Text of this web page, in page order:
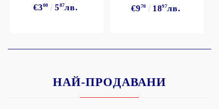
€300 587лв. €970 1897лв.
НАЙ-ПРОДАВАНИ